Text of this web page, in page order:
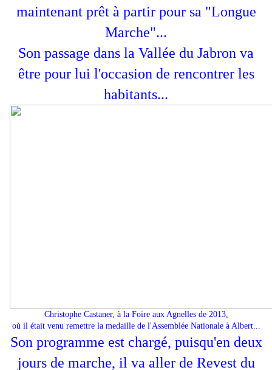
maintenant prêt à partir pour sa "Longue
Marche"...
Son passage dans la Vallée du Jabron va
être pour lui l'occasion de rencontrer les
habitants...
Christophe Castaner, à la Foire aux Agnelles de 2013,
où il était venu remettre la medaille de l'Assemblée Nationale à Albert...
Son programme est chargé, puisqu'en deux
jours de marche, il va aller de Revest du